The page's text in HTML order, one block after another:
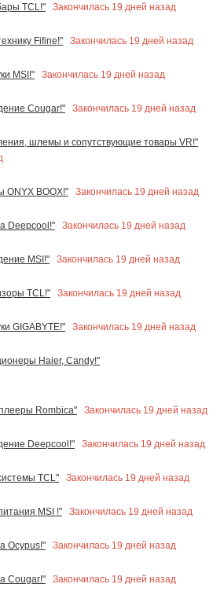
TCL!"
Закончилась 19 дней назад
Fifine!"
Закончилась 19 дней назад
MSI!"
Закончилась 19 дней назад
Cougar!"
Закончилась 19 дней назад
шлемы и сопутствующие товары VR!"
ONYX BOOX!"
Закончилась 19 дней назад
Deepcool!"
Закончилась 19 дней назад
MSI!"
Закончилась 19 дней назад
TCL!"
Закончилась 19 дней назад
GIGABYTE!"
Закончилась 19 дней назад
Haier, Candy!"
Rombica"
Закончилась 19 дней назад
Deepcool!"
Закончилась 19 дней назад
TCL"
Закончилась 19 дней назад
MSI !"
Закончилась 19 дней назад
Ocypus!"
Закончилась 19 дней назад
Cougar!"
Закончилась 19 дней назад